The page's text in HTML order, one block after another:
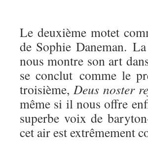
Le deuxième motet
de Sophie Daneman.
nous montre son art
se conclut comme le
troisième,Deus noster
même si il nous offre
superbe voix de
cet air est extrêmement